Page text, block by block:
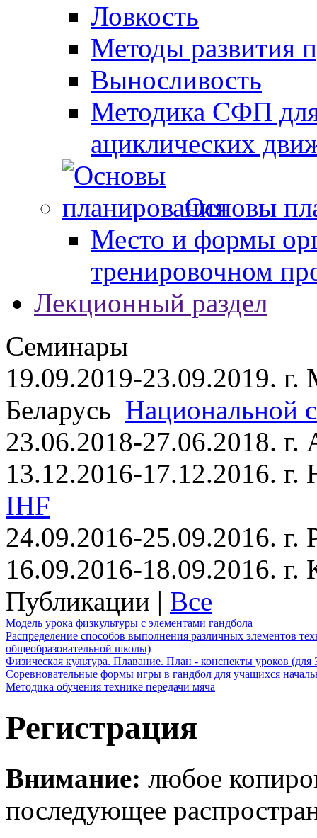
Ловкость
Методы развития
Выносливость
Методика СФП для
ациклических
Основы
Место и формы
тренировочном
Лекционный раздел
Семинары
19.09.2019-23.09.2019. г.
Беларусь Национальной
23.06.2018-27.06.2018.
13.12.2016-17.12.2016.
IHF
24.09.2016-25.09.2016. г.
16.09.2016-18.09.2016.
Публикации | Все
Модель урока физкультуры с элементами гандбола
Распределение способов выполнения различных элементов
общеобразовательной школы)
Физическая культура. Плавание. План - конспекты уроков (для
Соревновательные формы игры в гандбол для учащихся
Методика обучения технике передачи мяча
Регистрация
Внимание: любое
последующее